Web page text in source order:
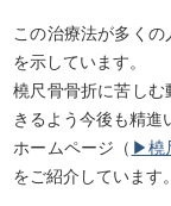
この治療法が多く
を示しています。
橈尺骨骨折に苦し
きるよう今後も精進
ホームページ（ ▶橈
をご紹介しています